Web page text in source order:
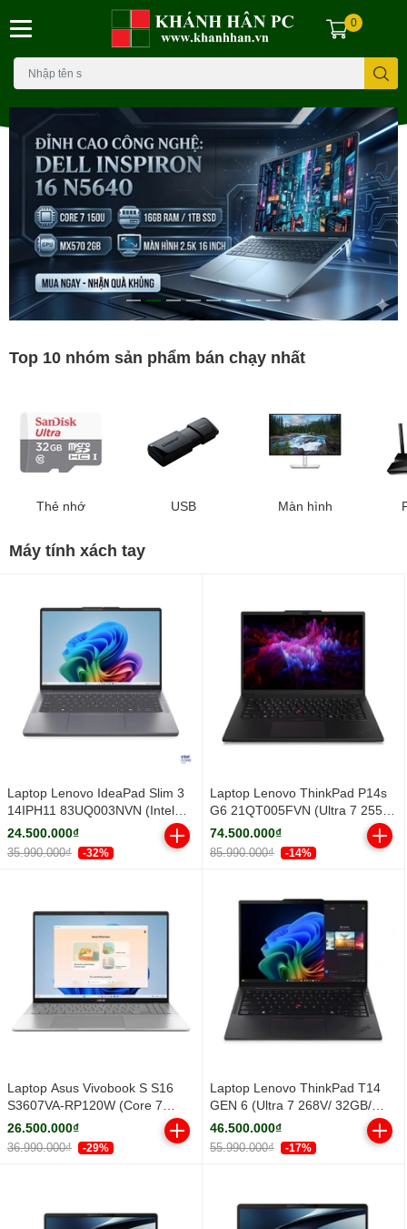
0
Top 10 nhóm sản phẩm bán chạy nhất
Thẻ nhớ USB Màn hình
Máy tính xách tay
Laptop Lenovo IdeaPad Slim 3
14IPH11 83UQ003NVN (Intel
Core Ultra 5 322 | Integrated
Intel® Graphics | 14 inch
WUXGA IPS | 16GB | 512GB |
24.500.000₫
35.990.000₫ -32%
Laptop Lenovo ThinkPad P14s
G6 21QT005FVN (Ultra 7 255H/
32GB/ 1TB SSD/ RTX PRO 500
6GB/ 14.5inch WUXGA/ Win 11
Pro/ Black/ Vỏ nhôm/ 3Y)
74.500.000₫
85.990.000₫ -14%
Laptop Asus Vivobook S S16
S3607VA-RP120W (Core 7
240H/ 16GB/ 512GB SSD/ 16
inch WUXGA/ Win11/ Silver/ Vỏ
nhôm)
26.500.000₫
36.990.000₫ -29%
Laptop Lenovo ThinkPad T14
GEN 6 (Ultra 7 268V/ 32GB/
512GB SSD/ 14 inch WUXGA/
NoOS/ Black/ Vỏ nhôm/ 3Y)
46.500.000₫
55.990.000₫ -17%